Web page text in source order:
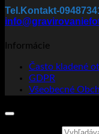
Tel.Kontakt-
Informácie
Často kladené
GDPR
Všeobecné